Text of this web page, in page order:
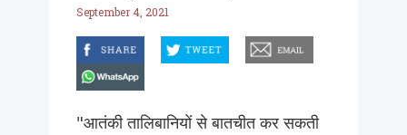
September 4, 2021
"आतंकी तालिबानियों से बातचीत कर सकती